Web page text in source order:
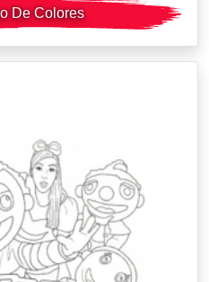
De Colores